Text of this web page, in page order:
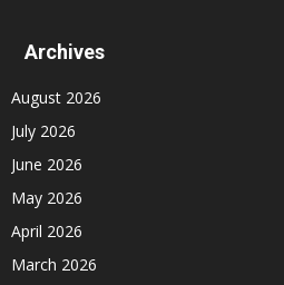
Archives
August 2026
July 2026
June 2026
May 2026
April 2026
March 2026